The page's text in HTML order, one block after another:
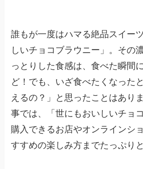
誰もが一度はハマる絶品スイー
しいチョコブラウニー」。その
っとりした食感は、食べた瞬間
ど！でも、いざ食べたくなった
えるの？」と思ったことはあり
事では、「世にもおいしいチョ
購入できるお店やオンラインシ
すすめの楽しみ方までたっぷり